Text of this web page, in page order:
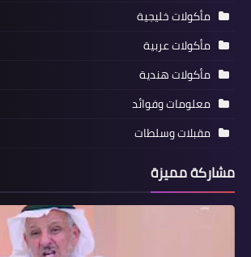
مأكولات خليجية
مأكولات عربية
مأكولات هندية
معلومات وفوائد
مقبلات وسلطات
مشاركة مميزة